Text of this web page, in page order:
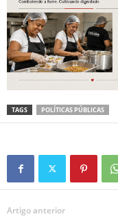
TAGS POLÍTICAS PÚBLICAS
Artigo anterior